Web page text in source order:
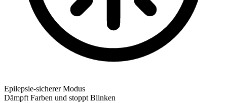
Epilepsie-sicherer Modus
Dämpft Farben und stoppt Blinken